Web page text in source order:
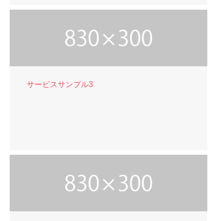
サービスサンプル3